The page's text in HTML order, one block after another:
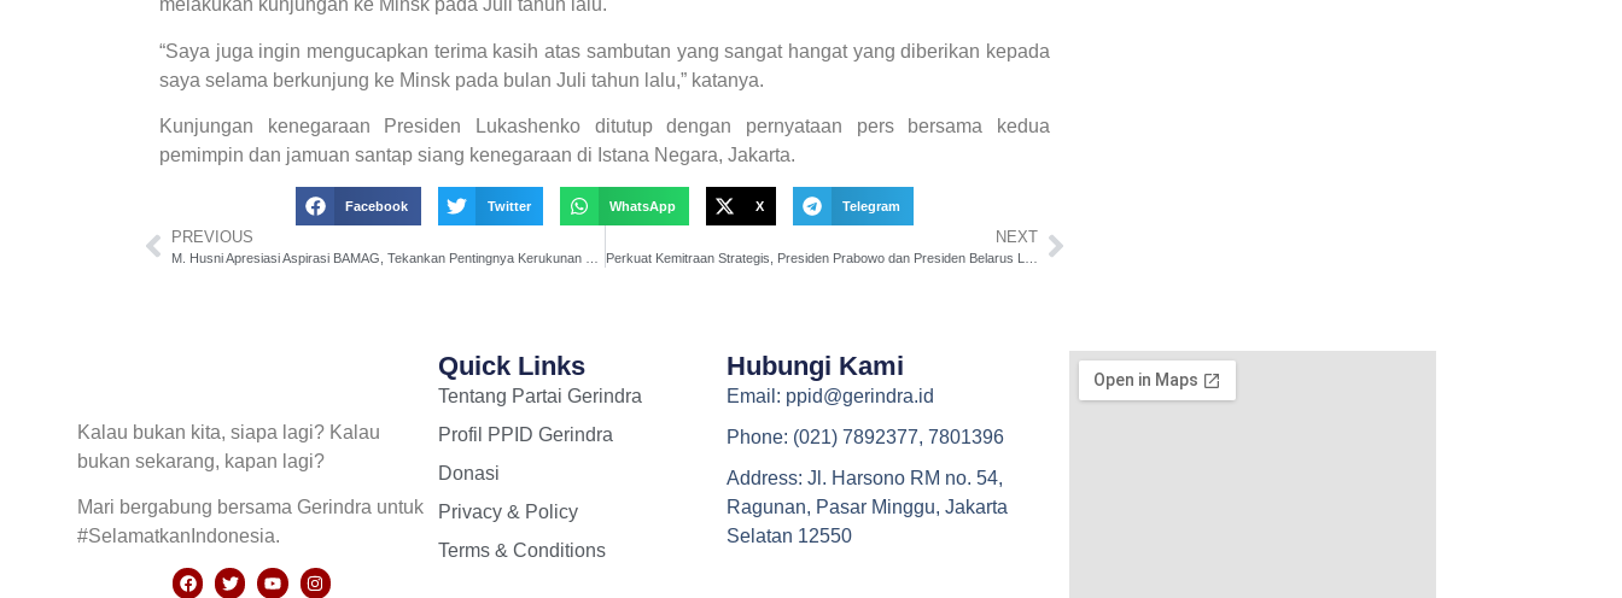
melakukan kunjungan ke Minsk pada Juli tahun lalu.
“Saya juga ingin mengucapkan terima kasih atas sambutan yang sangat hangat yang diberikan kepada
saya selama berkunjung ke Minsk pada bulan Juli tahun lalu,” katanya.
Kunjungan kenegaraan Presiden Lukashenko ditutup dengan pernyataan pers bersama kedua
pemimpin dan jamuan santap siang kenegaraan di Istana Negara, Jakarta.
Facebook Twitter WhatsApp X Telegram
PREVIOUS NEXT
Kalau bukan kita, siapa lagi? Kalau
bukan sekarang, kapan lagi?
Mari bergabung bersama Gerindra untuk
#SelamatkanIndonesia.
Quick Links
Tentang Partai Gerindra
Profil PPID Gerindra
Donasi
Privacy & Policy
Terms & Conditions
Hubungi Kami
Email: ppid@gerindra.id
Phone: (021) 7892377, 7801396
Address: Jl. Harsono RM no. 54,
Ragunan, Pasar Minggu, Jakarta
Selatan 12550